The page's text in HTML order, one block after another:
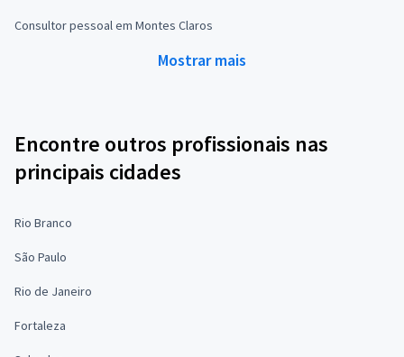
Consultor pessoal em Montes Claros
Mostrar mais
Encontre outros profissionais nas
principais cidades
Rio Branco
São Paulo
Rio de Janeiro
Fortaleza